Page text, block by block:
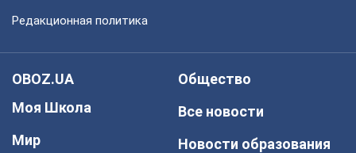
Редакционная политика
OBOZ.UA
Моя Школа
Мир
Общество
Все новости
Новости образования